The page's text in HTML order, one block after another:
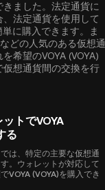
ました。法定通貨に
法定通貨を使用して
単に購入できます。ま
などの人気のある仮想通
希望のVOYA (VOYA)
仮想通貨間の交換を行
トでVOYA
る
は、特定の主要な仮想通
。ウォレットが対応して
VOYA (VOYA)を購入でき